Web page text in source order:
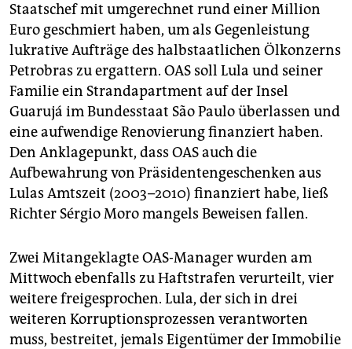
Staatschef mit umgerechnet rund einer Million
Euro geschmiert haben, um als Gegenleistung
lukrative Aufträge des halbstaatlichen Ölkonzerns
Petrobras zu ergattern. OAS soll Lula und seiner
Familie ein Strandapartment auf der Insel
Guarujá im Bundesstaat São Paulo überlassen und
eine aufwendige Renovierung finanziert haben.
Den Anklagepunkt, dass OAS auch die
Aufbewahrung von Präsidentengeschenken aus
Lulas Amtszeit (2003–2010) finanziert habe, ließ
Richter Sérgio Moro mangels Beweisen fallen.
Zwei Mitangeklagte OAS-Manager wurden am
Mittwoch ebenfalls zu Haftstrafen verurteilt, vier
weitere freigesprochen. Lula, der sich in drei
weiteren Korruptionsprozessen verantworten
muss, bestreitet, jemals Eigentümer der Immobilie